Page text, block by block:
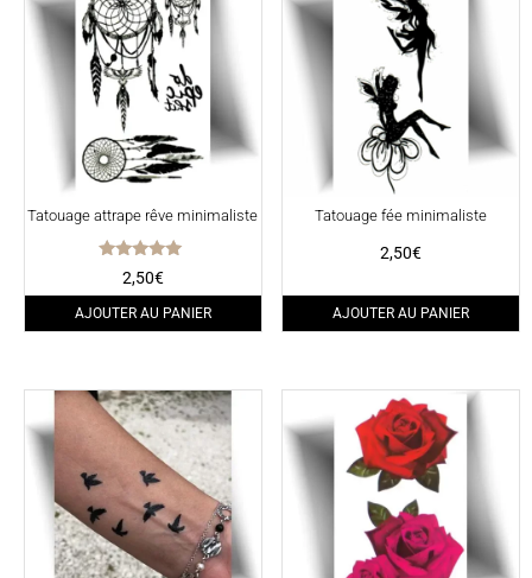
Tatouage attrape rêve minimaliste
Note
5.00
2,50€
AJOUTER AU PANIER
Tatouage fée minimaliste
2,50€
AJOUTER AU PANIER